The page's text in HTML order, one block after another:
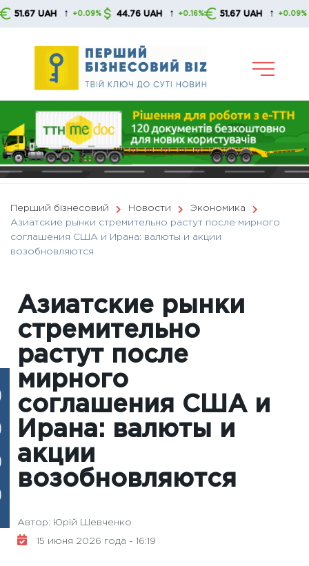
Skip
UAH ↑ +0.09% 44.76 UAH ↑ +0.16% 51.67 UAH ↑ +0.09%
Перший бізнесовий Новости
Экономика
Азиатские рынки стремительно растут после мирного
соглашения США и Ирана: валюты и акции
возобновляются
Азиатские рынки
стремительно
растут после
мирного
соглашения США и
Ирана: валюты и
акции
возобновляются
Автор: Юрій Шевченко
15 июня 2026 года - 16:19